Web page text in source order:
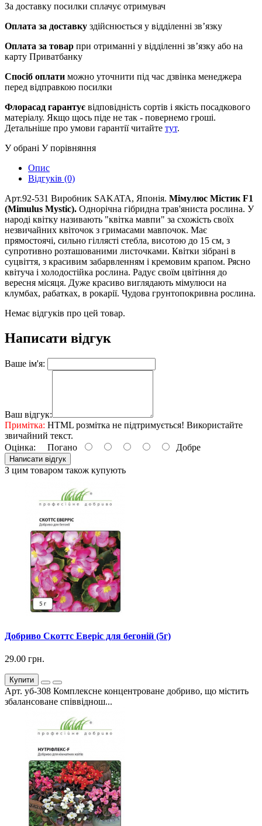
За доставку посилки сплачує отримувач
Оплата за доставку здійснюється у відділенні зв’язку
Оплата за товар при отриманні у відділенні зв’язку або на
карту Приватбанку
Спосіб оплати можно уточнити під час дзвінка менеджера
перед відправкою посилки
Флорасад гарантує відповідність сортів і якість посадкового
матеріалу. Якщо щось піде не так - повернемо гроші.
Детальніше про умови гарантії читайте тут.
У обрані У порівняння
Опис
Відгуків (0)
Арт.92-531 Виробник SAKATA, Японія. Мімулюс Містик F1
(Mimulus Mystic). Однорічна гібридна трав'яниста рослина. У
народі квітку називають "квітка мавпи" за схожість своїх
незвичайних квіточок з гримасами мавпочок. Має
прямостоячі, сильно гіллясті стебла, висотою до 15 см, з
супротивно розташованими листочками. Квітки зібрані в
суцвіття, з красивим забарвленням і кремовим крапом. Рясно
квітуча і холодостійка рослина. Радує своїм цвітіння до
вересня місяця. Дуже красиво виглядають мімулюси на
клумбах, рабатках, в рокарії. Чудова грунтопокривна рослина.
Немає відгуків про цей товар.
Написати відгук
Ваше ім'я:
Ваш відгук:
Примітка: HTML розмітка не підтримується! Використайте
звичайний текст.
Оцінка: Погано Добре
Написати відгук
З цим товаром також купують
Добриво Скоттс Еверіс для бегоній (5г)
29.00 грн.
Купити
Арт. уб-308 Комплексне концентроване добриво, що містить
збалансоване співвіднош...